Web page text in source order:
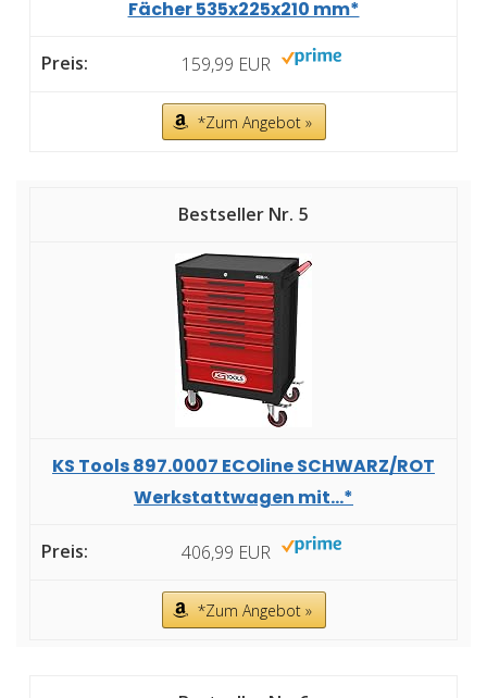
Fächer 535x225x210 mm*
159,99 EUR
*Zum Angebot »
5
KS Tools 897.0007 ECOline SCHWARZ/ROT
Werkstattwagen mit...*
406,99 EUR
*Zum Angebot »